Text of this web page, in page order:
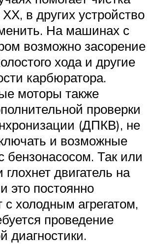
ХХ, в других устройство
На машинах с
возможно засорение
хода и другие
карбюратора.
моторы также
проверки
(ДПКВ), не
и возможные
бензонасосом. Так или
глохнет двигатель на
это постоянно
с холодным агрегатом,
проведение
диагностики.